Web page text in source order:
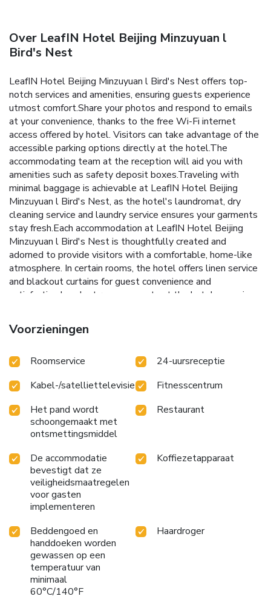
Over LeafIN Hotel Beijing Minzuyuan l
Bird's Nest
LeafIN Hotel Beijing Minzuyuan l Bird's Nest offers top-
notch services and amenities, ensuring guests experience
utmost comfort.Share your photos and respond to emails
at your convenience, thanks to the free Wi-Fi internet
access offered by hotel. Visitors can take advantage of the
accessible parking options directly at the hotel.The
accommodating team at the reception will aid you with
amenities such as safety deposit boxes.Traveling with
minimal baggage is achievable at LeafIN Hotel Beijing
Minzuyuan l Bird's Nest, as the hotel's laundromat, dry
cleaning service and laundry service ensures your garments
stay fresh.Each accommodation at LeafIN Hotel Beijing
Minzuyuan l Bird's Nest is thoughtfully created and
adorned to provide visitors with a comfortable, home-like
atmosphere. In certain rooms, the hotel offers linen service
and blackout curtains for guest convenience and
satisfaction.In select rooms, guests at the hotel can enjoy
TV available for their convenience. Rest assured, in a few
chosen rooms, you will find the convenience of a
at your disposal.Maintain your cleanliness and comfort using
restrooms. Begin your holiday on a high note. At LeafIN
Hotel Beijing Minzuyuan l Bird's Nest, your mornings are
greeted with a delightful, free breakfast. Should you prefer
not to venture out for a meal, the enticing culinary choices
at hotel are always available for your satisfaction. License
Number(s): 911101056835522920
Voorzieningen
Roomservice
24-uursreceptie
Kabel-/satelliettelevisie
Fitnesscentrum
Het pand wordt
schoongemaakt met
ontsmettingsmiddel
Restaurant
De accommodatie
bevestigt dat ze
veiligheidsmaatregelen
voor gasten
implementeren
Koffiezetapparaat
Beddengoed en
handdoeken worden
gewassen op een
temperatuur van
minimaal
60°C/140°F
Haardroger